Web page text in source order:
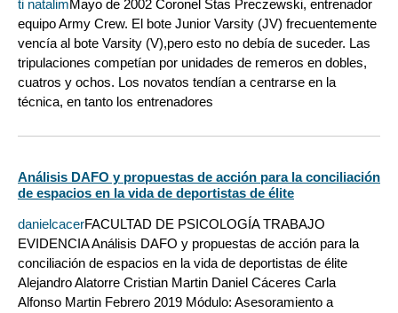
ti natalimMayo de 2002 Coronel Stas Preczewski, entrenador
equipo Army Crew. El bote Junior Varsity (JV) frecuentemente
vencía al bote Varsity (V),pero esto no debía de suceder. Las
tripulaciones competían por unidades de remeros en dobles,
cuatros y ochos. Los novatos tendían a centrarse en la
técnica, en tanto los entrenadores
Análisis DAFO y propuestas de acción para la conciliación
de espacios en la vida de deportistas de élite
danielcacerFACULTAD DE PSICOLOGÍA TRABAJO
EVIDENCIA Análisis DAFO y propuestas de acción para la
conciliación de espacios en la vida de deportistas de élite
Alejandro Alatorre Cristian Martin Daniel Cáceres Carla
Alfonso Martin Febrero 2019 Módulo: Asesoramiento a